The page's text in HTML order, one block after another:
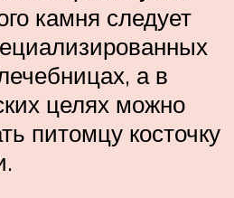
камня следует
а в
целях можно
питомцу косточку